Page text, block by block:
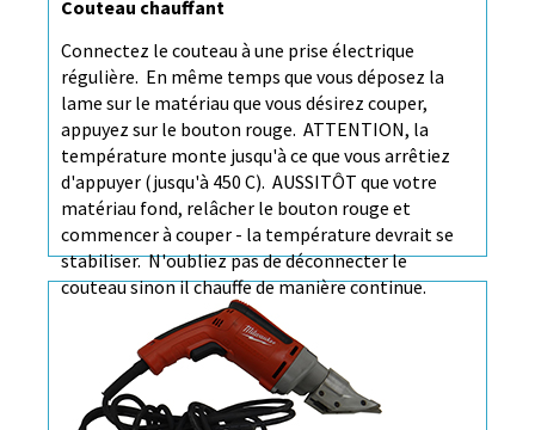
Couteau chauffant
Connectez le couteau à une prise électrique
régulière. En même temps que vous déposez la
lame sur le matériau que vous désirez couper,
appuyez sur le bouton rouge. ATTENTION, la
température monte jusqu'à ce que vous arrêtiez
d'appuyer (jusqu'à 450 C). AUSSITÔT que votre
matériau fond, relâcher le bouton rouge et
commencer à couper - la température devrait se
stabiliser. N'oubliez pas de déconnecter le
couteau sinon il chauffe de manière continue.